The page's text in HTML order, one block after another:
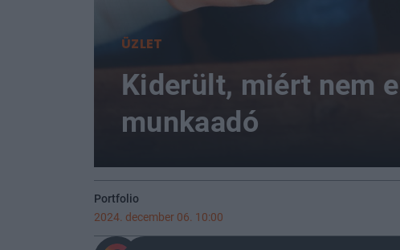
ÜZLET
Kiderült, miért nem
munkaadó
Portfolio
2024. december 06. 10:00